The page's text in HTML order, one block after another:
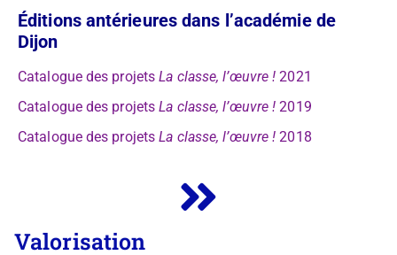
Éditions antérieures dans l’académie de
Dijon
Catalogue des projetsLa classe, l’œuvre ! 2021
Catalogue des projetsLa classe, l’œuvre ! 2019
Catalogue des projetsLa classe, l’œuvre ! 2018
Valorisation